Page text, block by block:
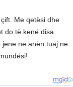
Me qetësi dhe
do të kenë disa
ne anën tuaj ne